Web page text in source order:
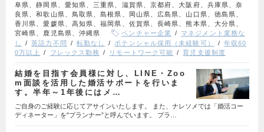
阜県、静岡県、愛知県、三重県、滋賀県、京都府、大阪府、兵庫県、奈
良県、和歌山県、鳥取県、島根県、岡山県、広島県、山口県、徳島県、
香川県、愛媛県、高知県、福岡県、佐賀県、長崎県、熊本県、大分県、
宮崎県、鹿児島県、沖縄県
ベンチャー企業
マネジメント業務な
し
英語力不問 転勤なし ポテンシャル採用（未経験可）
年収60
0万以上
フレックス勤務 リモートワーク可能 育児支援制度
結婚を目指す会員様に対し、LINE・Zoo
m面談を活用した婚活サポートを行いま
す。半年～1年後にはメ…
ご自身のご経験に応じてアサインいたします。 また、ナレソメでは「婚活コー
ディネーター」を"プランナー”と呼んでいます。 プラ…